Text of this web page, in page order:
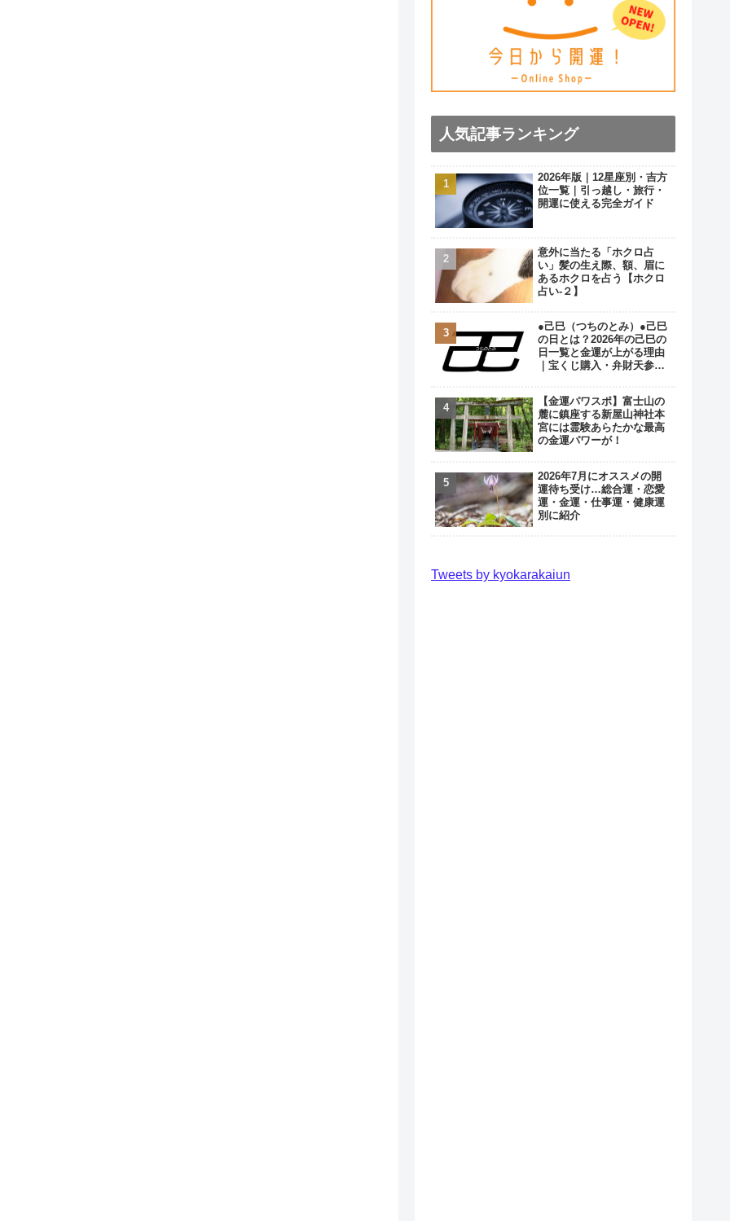
人気記事ランキング
2026年版｜12星座別・吉方
位一覧｜引っ越し・旅行・
開運に使える完全ガイド
意外に当たる「ホクロ占
い」髪の生え際、額、眉に
あるホクロを占う【ホクロ
占い‐２】
●己巳（つちのとみ）●己巳
の日とは？2026年の己巳の
日一覧と金運が上がる理由
｜宝くじ購入・弁財天参拝
【金運パワスポ】富士山の
麓に鎮座する新屋山神社本
宮には霊験あらたかな最高
の金運パワーが！
2026年7月にオススメの開
運待ち受け…総合運・恋愛
運・金運・仕事運・健康運
別に紹介
Tweets by kyokarakaiun